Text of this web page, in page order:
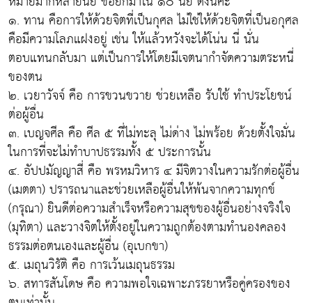
๑. ทาน คือการให้ด้วยจิตที่เป็นกุศล ไม่ใช่ให้ด้วยจิตที่เป็นอกุศล
คือมีความโลภแฝงอยู่ เช่น ให้แล้วหวังจะได้โน่น นี่ นั่น
ตอบแทนกลับมา แต่เป็นการให้โดยมีเจตนากำจัดความตระหนี่
ของตน
๒. เวยาวัจจ์ คือ การขวนขวาย ช่วยเหลือ รับใช้ ทำประโยชน์
ต่อผู้อื่น
๓. เบญจศีล คือ ศีล ๕ ที่ไม่ทะลุ ไม่ด่าง ไม่พร้อย ด้วยตั้งใจมั่น
ในการที่จะไม่ทำบาปธรรมทั้ง ๕ ประการนั้น
๔. อัปปมัญญาสี่ คือ พรหมวิหาร ๔ มีจิตวางในความรักต่อผู้อื่น
(เมตตา) ปรารถนาและช่วยเหลือผู้อื่นให้พ้นจากความทุกข์
(กรุณา) ยินดีต่อความสำเร็จหรือความสุขของผู้อื่นอย่างจริงใจ
(มุทิตา) และวางจิตให้ตั้งอยู่ในความถูกต้องตามทำนองคลอง
ธรรมต่อตนเองและผู้อื่น (อุเบกขา)
๕. เมถุนวิรัติ คือ การเว้นเมถุนธรรม
๖. สทารสันโดษ คือ ความพอใจเฉพาะภรรยาหรือคู่ครองของ